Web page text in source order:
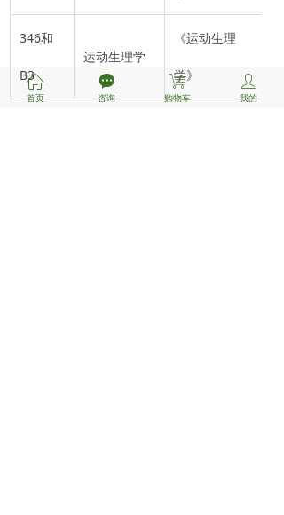
346和
B3
运动生理学
《运动生理
学》
ꀇ
首页
끁
咨询
ꁈ
购物车
ꄑ
我的